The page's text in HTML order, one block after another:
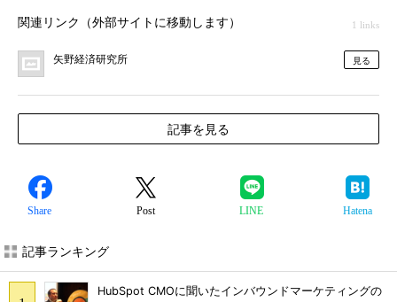
関連リンク（外部サイトに移動します） 1 links
矢野経済研究所 見る
記事を見る
Share Post LINE Hatena
記事ランキング
HubSpot CMOに聞いたインバウンドマーケティングの